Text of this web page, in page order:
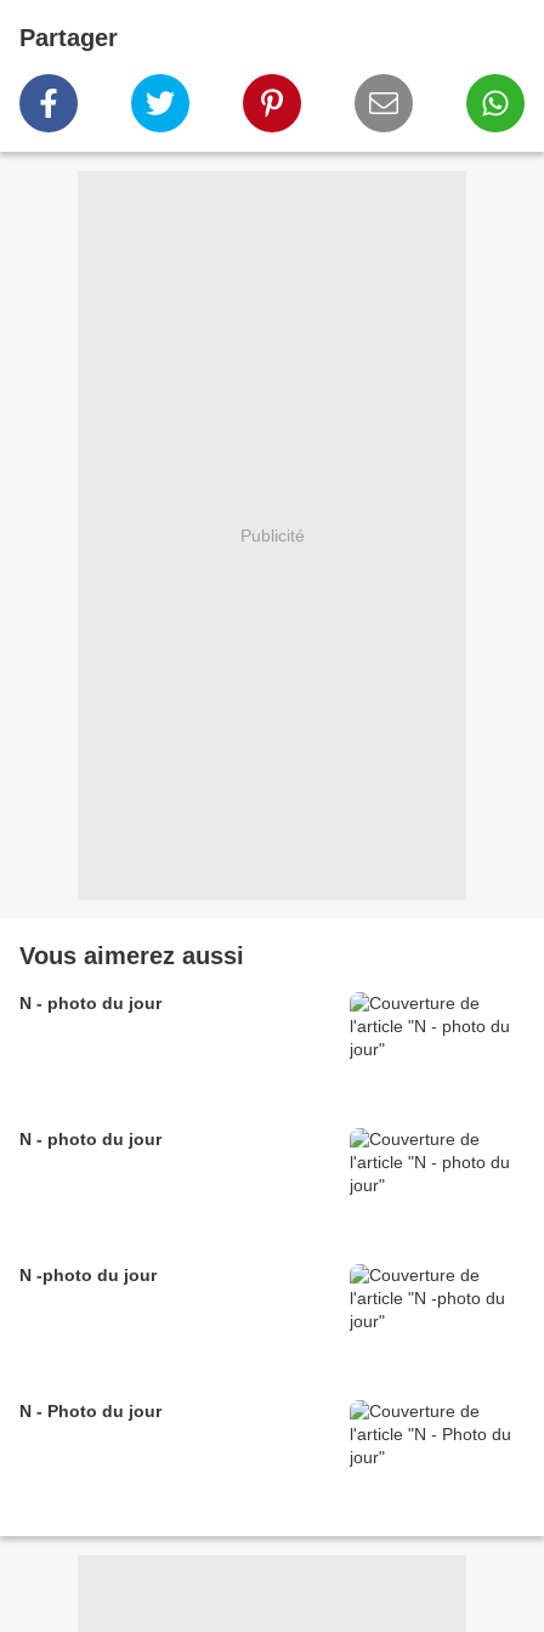
Partager
Publicité
Vous aimerez aussi
N - photo du jour
N - photo du jour
N -photo du jour
N - Photo du jour